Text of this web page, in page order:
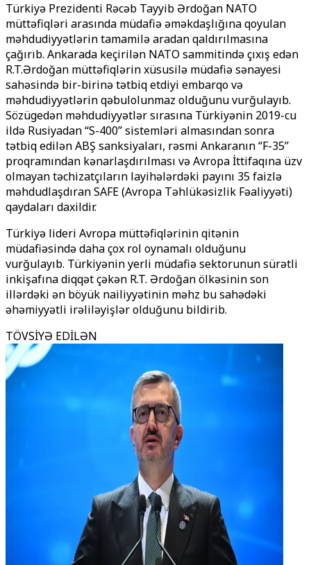
Türkiyə Prezidenti Rəcəb Tayyib Ərdoğan NATO
müttəfiqləri arasında müdafiə əməkdaşlığına qoyulan
məhdudiyyətlərin tamamilə aradan qaldırılmasına
çağırıb. Ankarada keçirilən NATO sammitində çıxış edən
R.T.Ərdoğan müttəfiqlərin xüsusilə müdafiə sənayesi
sahəsində bir-birinə tətbiq etdiyi embarqo və
məhdudiyyətlərin qəbulolunmaz olduğunu vurğulayıb.
Sözügedən məhdudiyyətlər sırasına Türkiyənin 2019-cu
ildə Rusiyadan ‘‘S-400’’ sistemləri almasından sonra
tətbiq edilən ABŞ sanksiyaları, rəsmi Ankaranın ‘‘F-35’’
proqramından kənarlaşdırılması və Avropa İttifaqına üzv
olmayan təchizatçıların layihələrdəki payını 35 faizlə
məhdudlaşdıran SAFE (Avropa Təhlükəsizlik Fəaliyyəti)
qaydaları daxildir.
Türkiyə lideri Avropa müttəfiqlərinin qitənin
müdafiəsində daha çox rol oynamalı olduğunu
vurğulayıb. Türkiyənin yerli müdafiə sektorunun sürətli
inkişafına diqqət çəkən R.T. Ərdoğan ölkəsinin son
illərdəki ən böyük nailiyyətinin məhz bu sahədəki
əhəmiyyətli irəliləyişlər olduğunu bildirib.
TÖVSİYƏ EDİLƏN